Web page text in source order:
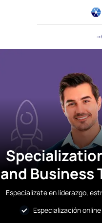
and Business
Especialízate en liderazgo,
Especialización